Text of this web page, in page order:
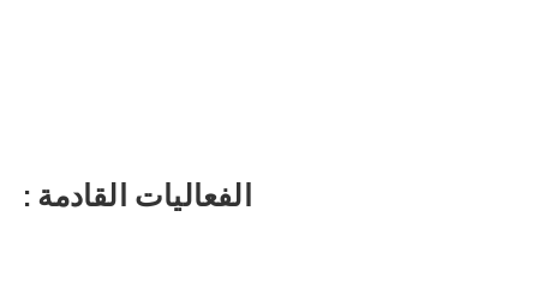
الفعاليات القادمة :